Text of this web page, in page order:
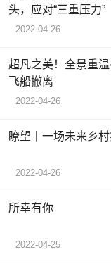
头，应对“三重压力”
2022-04-26
超凡之美！全景重
飞船撤离
2022-04-26
瞭望丨一场未来乡
2022-04-26
所幸有你
2022-04-25